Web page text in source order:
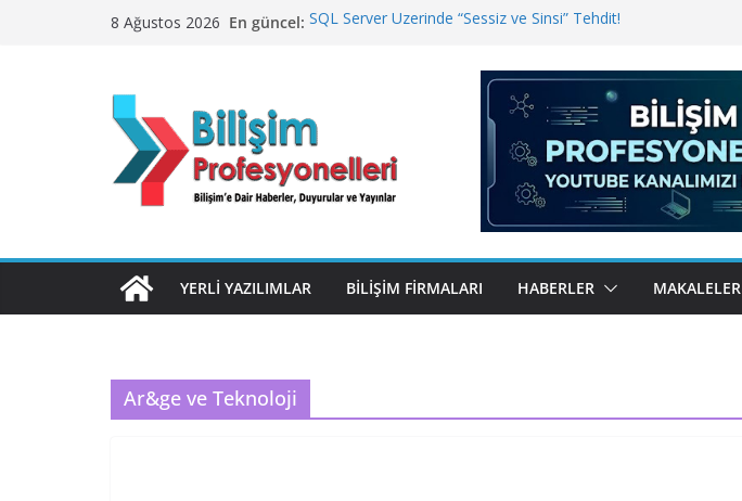
8 Ağustos 2026 En güncel: SQL Server Üzerinde “Sessiz ve Sinsi” Tehdit!
Geleceğin Finans Yönetimi, Bugün BulutTahsilat’ta
ElektraWeb’de Neler Yaşandı? Kemal Oral Tüm Sorularımızı
Yanıtladı
YERLI YAZILIMLAR BILIŞIM FIRMALARI HABERLER MAKALELER
Ar&ge ve Teknoloji